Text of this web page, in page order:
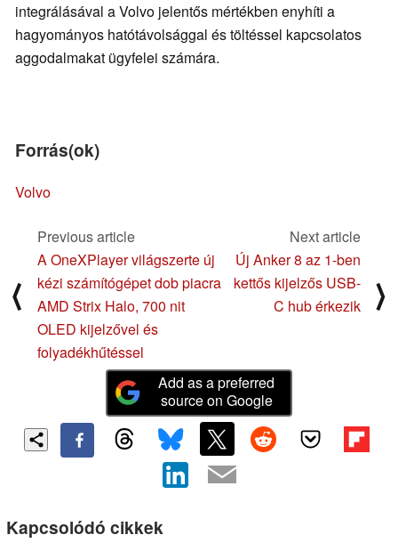
integrálásával a Volvo jelentős mértékben enyhíti a
hagyományos hatótávolsággal és töltéssel kapcsolatos
aggodalmakat ügyfelei számára.
Forrás(ok)
Volvo
⟨
Previous article
A OneXPlayer világszerte új
kézi számítógépet dob piacra
AMD Strix Halo, 700 nit
OLED kijelzővel és
folyadékhűtéssel
Next article
Új Anker 8 az 1-ben
kettős kijelzős USB-
C hub érkezik
⟩
Add as a preferred
source on Google
Kapcsolódó cikkek